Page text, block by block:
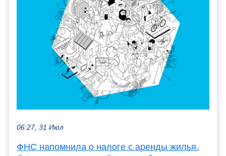
06:27, 31 Июл
ФНС напомнила о налоге с аренды жилья.